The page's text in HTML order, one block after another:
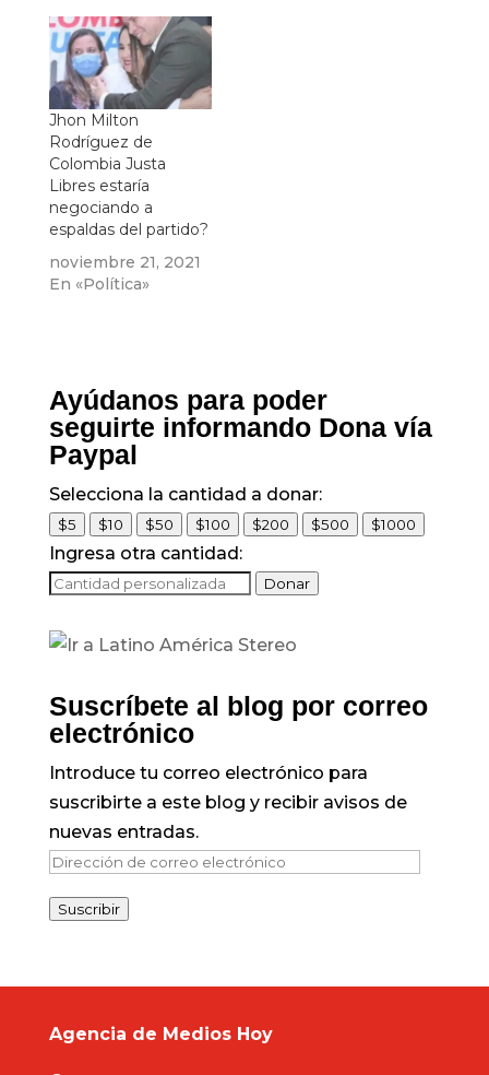
Jhon Milton
Rodríguez de
Colombia Justa
Libres estaría
negociando a
espaldas del partido?
noviembre 21, 2021
En «Política»
Ayúdanos para poder
seguirte informando Dona vía
Paypal
Selecciona la cantidad a donar:
$5 $10 $50 $100 $200 $500 $1000
Ingresa otra cantidad:
Donar
Suscríbete al blog por correo
electrónico
Introduce tu correo electrónico para
suscribirte a este blog y recibir avisos de
nuevas entradas.
Dirección
correo
Suscribir
Agencia de Medios Hoy